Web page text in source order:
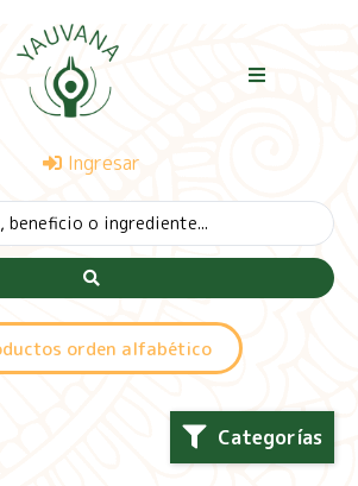
Ingresar
orden alfabético
Categorías